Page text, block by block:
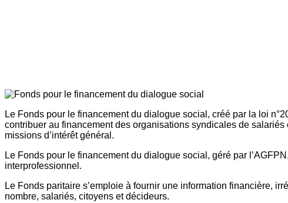
Le Fonds pour le financement du dialogue social, créé par la loi
contribuer au financement des organisations syndicales de
missions d’intérêt général.
Le Fonds pour le financement du dialogue social, géré par
interprofessionnel.
Le Fonds paritaire s’emploie à fournir une information financière,
nombre, salariés, citoyens et décideurs.